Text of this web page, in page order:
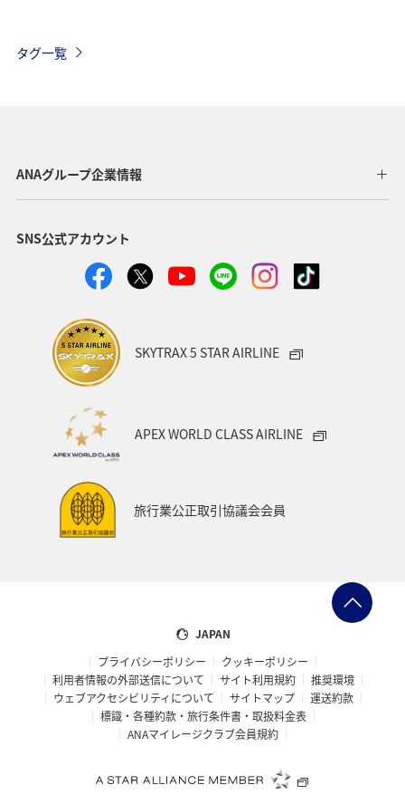
タグ一覧
ANAグループ企業情報
SNS公式アカウント
SKYTRAX 5 STAR AIRLINE
APEX WORLD CLASS AIRLINE
旅行業公正取引協議会会員
JAPAN
プライバシーポリシー
クッキーポリシー
利用者情報の外部送信について
サイト利用規約
推奨環境
ウェブアクセシビリティについて
サイトマップ
運送約款
標識・各種約款・旅行条件書・取扱料金表
ANAマイレージクラブ会員規約